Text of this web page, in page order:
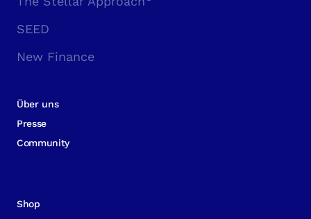
SEED
New Finance
Über uns
Presse
Community
Shop